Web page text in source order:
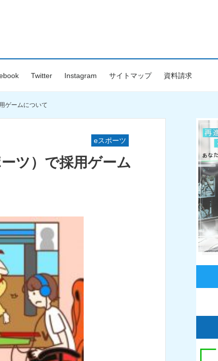
Twitter Instagram サイトマップ 資料請求
ゲームについて
eスポーツ
ツ）で採用ゲーム